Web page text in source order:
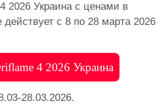
2026 Украина с ценами в
с 8 по 28 марта 2026
4 2026 Украина
28.03.2026.